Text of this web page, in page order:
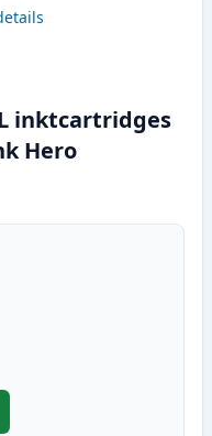
inktcartridges
Hero
Canon CLI-571XL